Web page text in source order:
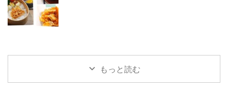
もっと読む